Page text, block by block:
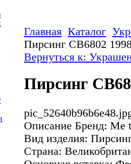
Главная Каталог
Пирсинг CB6802
Вернуться к:
Пирсинг
Описание Бренд: Me
Вид изделия:
Страна: